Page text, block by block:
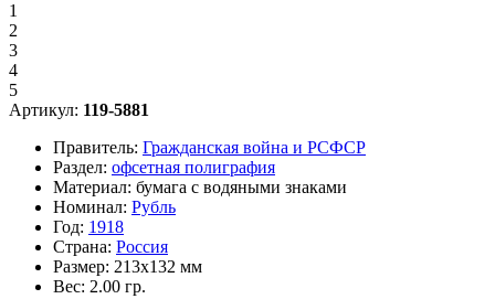
1
2
3
4
5
Артикул: 119-5881
Правитель: Гражданская война и РСФСР
Раздел: офсетная полиграфия
Материал: бумага с водяными знаками
Номинал: Рубль
Год: 1918
Страна: Россия
Размер: 213х132 мм
Вес: 2.00 гр.